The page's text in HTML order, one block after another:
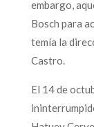
embargo,
Bosch para
temía la
Castro.
El 14 de